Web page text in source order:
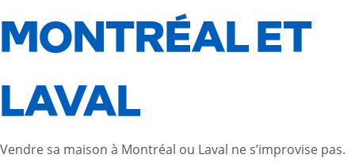
MONTRÉAL ET
LAVAL
Vendre sa maison à Montréal ou Laval ne s’improvise pas.